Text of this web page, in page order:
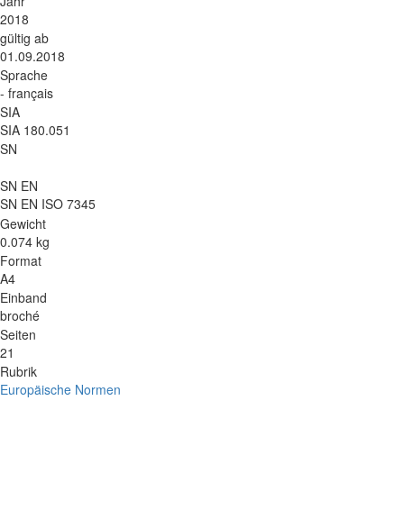
2018
gültig ab
01.09.2018
Sprache
- français
SIA
SIA 180.051
SN
SN EN
SN EN ISO 7345
Gewicht
0.074 kg
Format
A4
Einband
broché
Seiten
21
Rubrik
Europäische Normen